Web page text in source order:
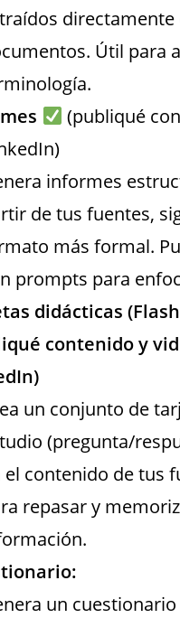
directamente
Útil para
(publiqué
informes
de tus fuentes,
más formal.
prompts para
didácticas
contenido y
un conjunto de
(pregunta/
el contenido de tus
repasar y
un